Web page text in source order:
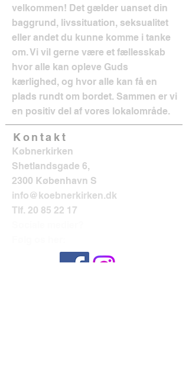
velkommen! Det gælder uanset din
baggrund, livssituation, seksualitet
eller andet du kunne komme i tanke
om. Vi vil gerne være et fællesskab
hvor alle kan opleve Guds
kærlighed, og hvor alle kan få en
plads rundt om bordet. Sammen er vi
en positiv del af vores lokalområde.
Kontakt
Købnerkirken
Shetlandsgade 6,
2300 København S
info@koebnerkirken.dk
Tlf. 20 85 22 17